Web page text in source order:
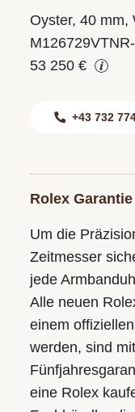
Oyster, 40 mm,
53 250 €
+43 732
Rolex Garantie
Um die
Zeitmesser
jede
Alle neuen
einem
werden, sind
eine Rolex